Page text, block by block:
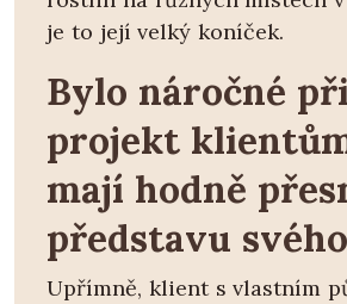
je to její velký koníček.
Bylo náročné
projekt
mají hodně
představu
Upřímně, klient s vlastním